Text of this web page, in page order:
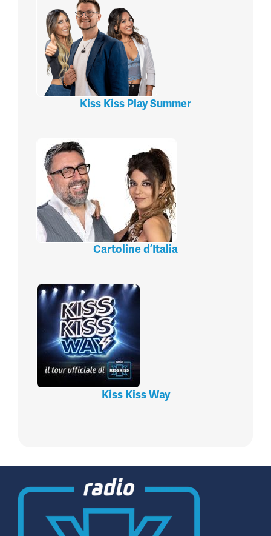
Kiss Kiss Play Summer
Cartoline d’Italia
Kiss Kiss Way